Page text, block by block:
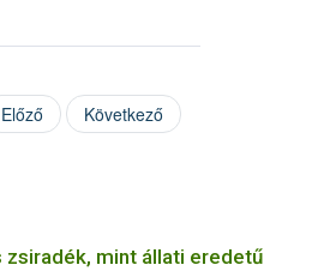
Előző Következő
zsiradék, mint állati eredetű